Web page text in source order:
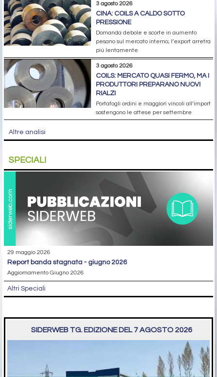
3 agosto 2026
CINA: COILS A CALDO SOTTO
PRESSIONE
Domanda debole e scorte in aumento
pesano sul mercato interno; l’export arretra
più lentamente
3 agosto 2026
COILS: MERCATO QUASI FERMO, MA I
PRODUTTORI PREPARANO NUOVI
RIALZI
Portafogli ordini e maggiori vincoli all’import
sostengono le attese per settembre
Altre analisi
SPECIALI
29 maggio 2026
report banda stagnata - giugno 2026
Aggiornamento Giugno 2026
Altri Speciali
SIDERWEB TG. EDIZIONE DEL 7 AGOSTO 2026